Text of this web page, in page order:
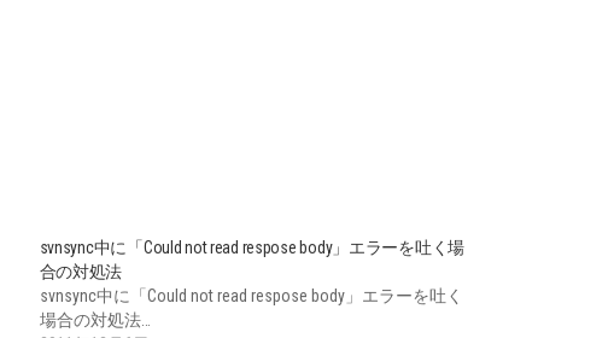
svnsync中に「Could not read respose body」エラーを吐く場
合の対処法
svnsync中に「Could not read respose body」エラーを吐く
場合の対処法…